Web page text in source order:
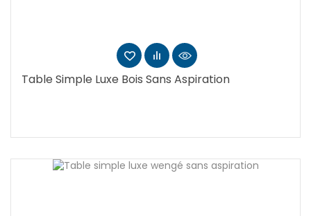
Table Simple Luxe Bois Sans Aspiration